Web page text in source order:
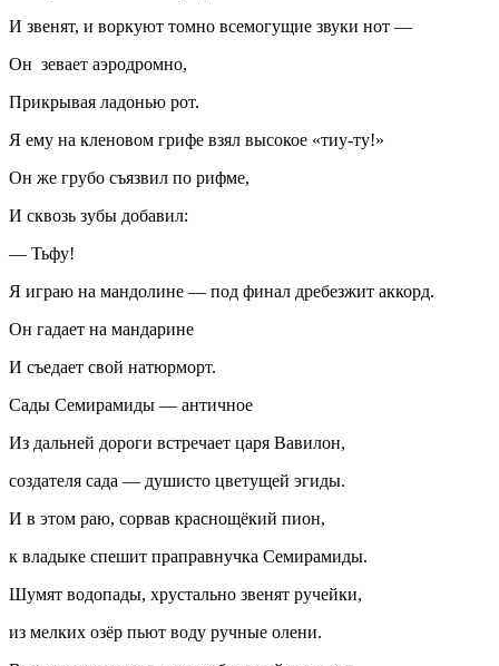
И звенят, и воркуют томно всемогущие звуки нот —
Он зевает аэродромно,
Прикрывая ладонью рот.
Я ему на кленовом грифе взял высокое «тиу-ту!»
Он же грубо съязвил по рифме,
И сквозь зубы добавил:
— Тьфу!
Я играю на мандолине — под финал дребезжит аккорд.
Он гадает на мандарине
И съедает свой натюрморт.
Сады Семирамиды — античное
Из дальней дороги встречает царя Вавилон,
создателя сада — душисто цветущей эгиды.
И в этом раю, сорвав краснощёкий пион,
к владыке спешит праправнучка Семирамиды.
Шумят водопады, хрустально звенят ручейки,
из мелких озёр пьют воду ручные олени.